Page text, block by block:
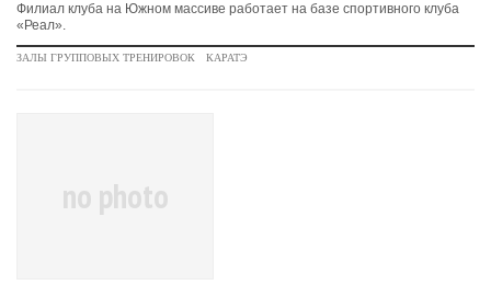
Филиал клуба на Южном массиве работает на базе спортивного клуба
«Реал».
ЗАЛЫ ГРУППОВЫХ ТРЕНИРОВОК КАРАТЭ
no photo